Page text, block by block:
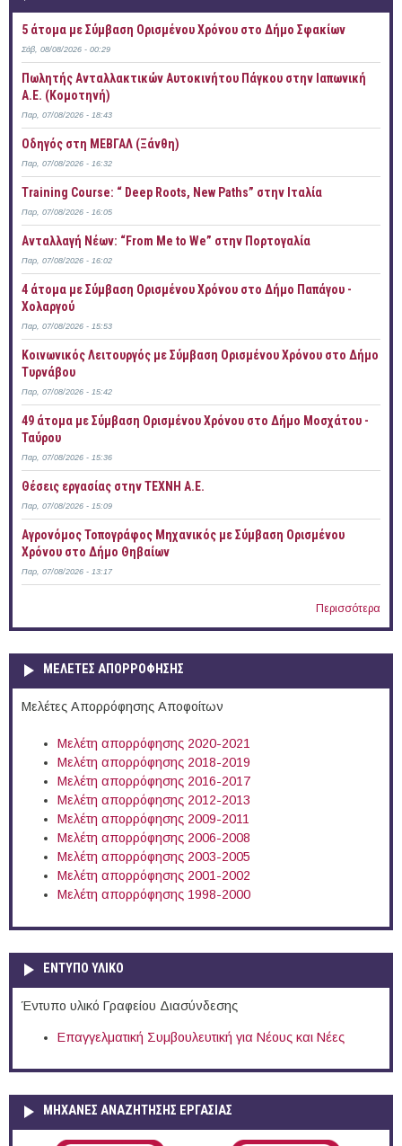
5 άτομα με Σύμβαση Ορισμένου Χρόνου στο Δήμο Σφακίων
Σάβ, 08/08/2026 - 00:29
Πωλητής Ανταλλακτικών Αυτοκινήτου Πάγκου στην Ιαπωνική
Α.Ε. (Κομοτηνή)
Παρ, 07/08/2026 - 18:43
Οδηγός στη ΜΕΒΓΑΛ (Ξάνθη)
Παρ, 07/08/2026 - 16:32
Training Course: “ Deep Roots, New Paths” στην Ιταλία
Παρ, 07/08/2026 - 16:05
Ανταλλαγή Νέων: “From Me to We” στην Πορτογαλία
Παρ, 07/08/2026 - 16:02
4 άτομα με Σύμβαση Ορισμένου Χρόνου στο Δήμο Παπάγου -
Χολαργού
Παρ, 07/08/2026 - 15:53
Κοινωνικός Λειτουργός με Σύμβαση Ορισμένου Χρόνου στο Δήμο
Τυρνάβου
Παρ, 07/08/2026 - 15:42
49 άτομα με Σύμβαση Ορισμένου Χρόνου στο Δήμο Μοσχάτου -
Ταύρου
Παρ, 07/08/2026 - 15:36
Θέσεις εργασίας στην ΤΕΧΝΗ Α.Ε.
Παρ, 07/08/2026 - 15:09
Αγρονόμος Τοπογράφος Μηχανικός με Σύμβαση Ορισμένου
Χρόνου στο Δήμο Θηβαίων
Παρ, 07/08/2026 - 13:17
Περισσότερα
ΜΕΛΕΤΕΣ ΑΠΟΡΡΟΦΗΣΗΣ
Μελέτες Απορρόφησης Αποφοίτων
Μελέτη απορρόφησης 2020-2021
Μελέτη απορρόφησης 2018-2019
Μελέτη απορρόφησης 2016-2017
Μελέτη απορρόφησης 2012-2013
Μελέτη απορρόφησης 2009-2011
Μελέτη απορρόφησης 2006-2008
Μελέτη απορρόφησης 2003-2005
Μελέτη απορρόφησης 2001-2002
Μελέτη απορρόφησης 1998-2000
ΕΝΤΥΠΟ ΥΛΙΚΟ
Έντυπο υλικό Γραφείου Διασύνδεσης
Επαγγελματική Συμβουλευτική για Νέους και Νέες
ΜΗΧΑΝΕΣ ΑΝΑΖΗΤΗΣΗΣ ΕΡΓΑΣΙΑΣ